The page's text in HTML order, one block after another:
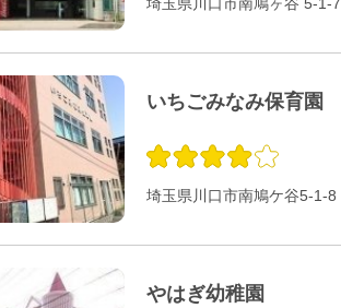
埼玉県川口市南鳩ヶ谷 5-1-7
いちごみなみ保育園
埼玉県川口市南鳩ケ谷5-1-8
やはぎ幼稚園